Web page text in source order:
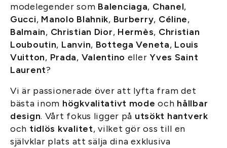
modelegender som Balenciaga, Chanel,
Gucci, Manolo Blahnik, Burberry, Céline,
Balmain, Christian Dior, Hermès, Christian
Louboutin, Lanvin, Bottega Veneta, Louis
Vuitton, Prada, Valentino ellerYves Saint
Laurent?
Vi är passionerade över att lyfta fram det
bästa inom högkvalitativt mode och hållbar
design. Vårt fokus ligger på utsökt hantverk
och tidlös kvalitet, vilket gör oss till en
självklar plats att sälja dina exklusiva